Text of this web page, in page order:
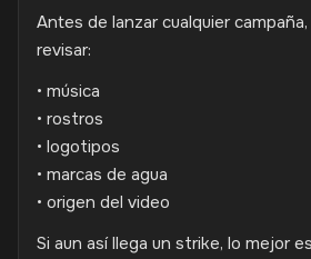
Antes de lanzar cualquier
revisar:
• música
• rostros
• logotipos
• marcas de agua
• origen del video
Si aun así llega un strike, lo mejor